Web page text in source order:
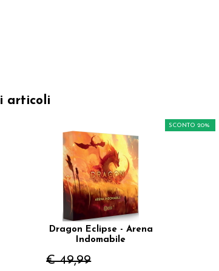
articoli
Dragon Eclipse - Arena
Indomabile
€ 49,99
SCONTO 20%